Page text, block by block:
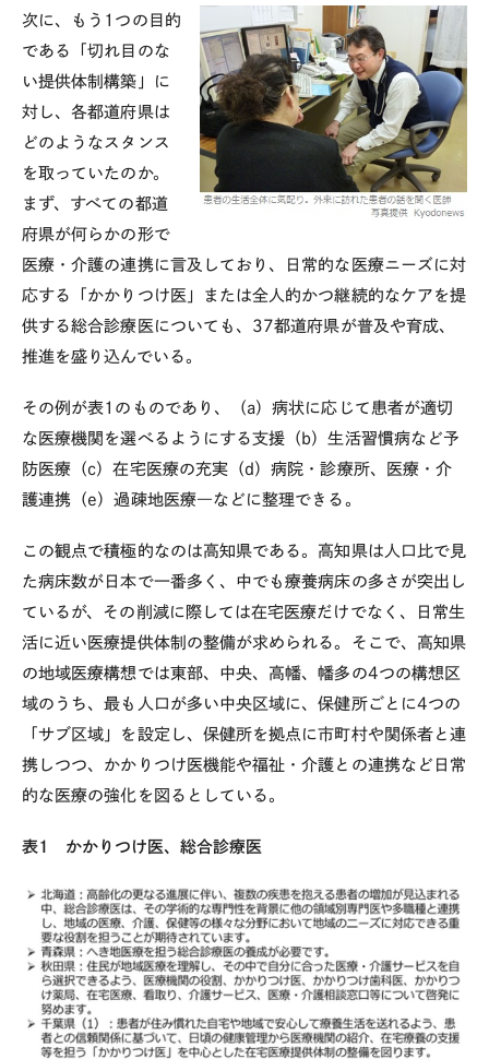
次に、もう1つの目的
である「切れ目のな
い提供体制構築」に
対し、各都道府県は
どのようなスタンス
を取っていたのか。
まず、すべての都道
府県が何らかの形で
医療・介護の連携に言及しており、日常的な医療ニーズに対
応する「かかりつけ医」または全人的かつ継続的なケアを提
供する総合診療医についても、37都道府県が普及や育成、
推進を盛り込んでいる。
その例が表1のものであり、（a）病状に応じて患者が適切
な医療機関を選べるようにする支援（b）生活習慣病など予
防医療（c）在宅医療の充実（d）病院・診療所、医療・介
護連携（e）過疎地医療―などに整理できる。
この観点で積極的なのは高知県である。高知県は人口比で見
た病床数が日本で一番多く、中でも療養病床の多さが突出し
ているが、その削減に際しては在宅医療だけでなく、日常生
活に近い医療提供体制の整備が求められる。そこで、高知県
の地域医療構想では東部、中央、高幡、幡多の4つの構想区
域のうち、最も人口が多い中央区域に、保健所ごとに4つの
「サブ区域」を設定し、保健所を拠点に市町村や関係者と連
携しつつ、かかりつけ医機能や福祉・介護との連携など日常
的な医療の強化を図るとしている。
表1 かかりつけ医、総合診療医